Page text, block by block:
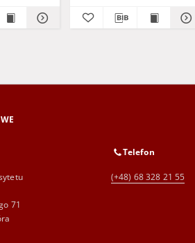
71
Telefon
(+48) 68 328 21 55